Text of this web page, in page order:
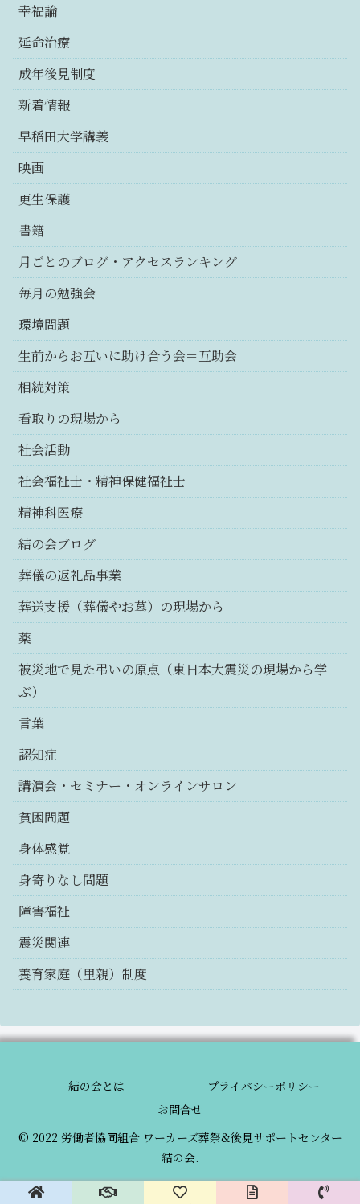
幸福論
延命治療
成年後見制度
新着情報
早稲田大学講義
映画
更生保護
書籍
月ごとのブログ・アクセスランキング
毎月の勉強会
環境問題
生前からお互いに助け合う会＝互助会
相続対策
看取りの現場から
社会活動
社会福祉士・精神保健福祉士
精神科医療
結の会ブログ
葬儀の返礼品事業
葬送支援（葬儀やお墓）の現場から
薬
被災地で見た弔いの原点（東日本大震災の現場から学
ぶ）
言葉
認知症
講演会・セミナー・オンラインサロン
貧困問題
身体感覚
身寄りなし問題
障害福祉
震災関連
養育家庭（里親）制度
結の会とは
プライバシーポリシー
お問合せ
© 2022 労働者協同組合 ワーカーズ葬祭&後見サポートセンター
結の会.